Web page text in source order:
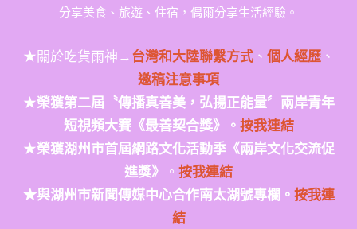
分享美食、旅遊、住宿，偶爾分享生活經驗。
★關於吃貨雨神→台灣和大陸聯繫方式、 個人經歷、
邀稿注意事項
★榮獲第二屆〝傳播真善美，弘揚正能量〞兩岸青年
短視頻大賽《最善契合獎》。 按我連結
★榮獲湖州市首屆網路文化活動季《兩岸文化交流促
進獎》
。 按我連結
★與湖州市新聞傳媒中心合作南太湖號專欄。 按我連
結